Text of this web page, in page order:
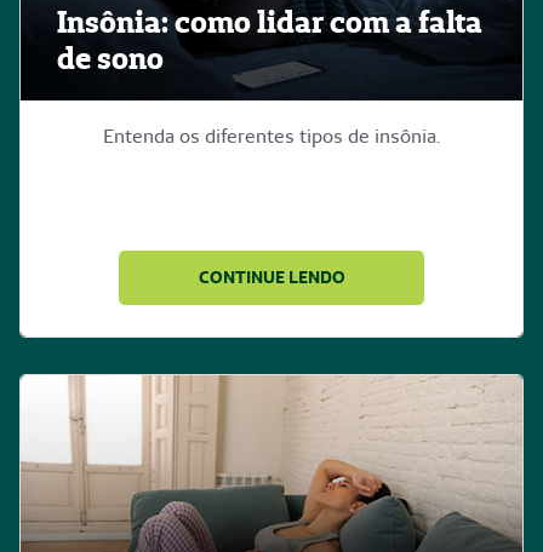
Insônia: como lidar com a falta
de sono
Entenda os diferentes tipos de insônia.
CONTINUE LENDO